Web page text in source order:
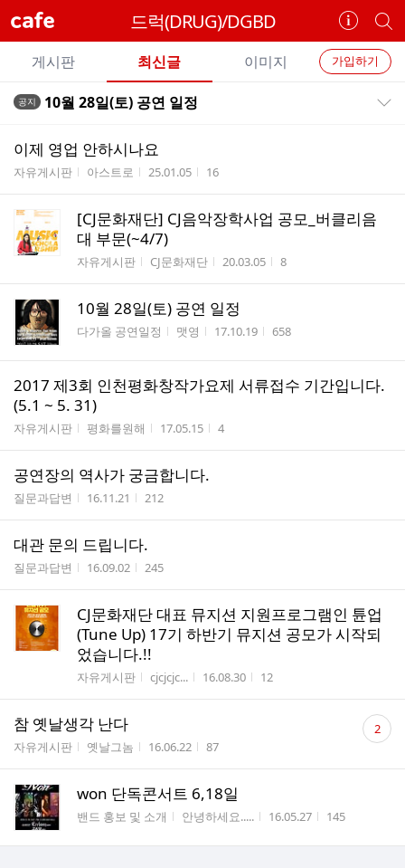
cafe 드럭(DRUG)/DGBD
카
페
정
보
개
별
카
페
검
카
페
메
뉴
가입하기
게시판 최신글 이미지
전
글
트
공지 10월 28일(토) 공연 일정
이제 영업 안하시나요
게시판명
자유게시판 작성자
아스트로 작성시간
25.01.05 조회수
16
[CJ문화재단] CJ음악장학사업 공모_버클리음
대 부문(~4/7)
게시판명
자유게시판 작성자
CJ문화재단 작성시간
20.03.05 조회수
8
10월 28일(토) 공연 일정
게시판명
다가올 공연일정 작성자
맷영 작성시간
17.10.19 조회수
658
2017 제3회 인천평화창작가요제 서류접수 기간입니다.
(5.1 ~ 5. 31)
게시판명
자유게시판 작성자
평화를원해 작성시간
17.05.15 조회수
4
공연장의 역사가 궁금합니다.
게시판명
질문과답변 작성시간
16.11.21 조회수
212
대관 문의 드립니다.
게시판명
질문과답변 작성시간
16.09.02 조회수
245
CJ문화재단 대표 뮤지션 지원프로그램인 튠업
(Tune Up) 17기 하반기 뮤지션 공모가 시작되
었습니다.!!
게시판명
자유게시판 작성자
cjcjcjc... 작성시간
16.08.30 조회수
12
참 옛날생각 난다
게시판명
자유게시판 작성자
옛날그놈 작성시간
16.06.22 조회수
87
댓
글 2
won 단독콘서트 6,18일
게시판명
밴드 홍보 및 소개 작성자
안녕하세요..... 작성시간
16.05.27 조회수
145